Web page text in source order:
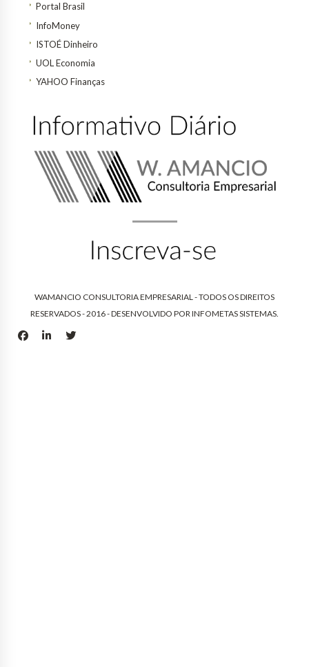
Portal Brasil
InfoMoney
ISTOÉ Dinheiro
UOL Economia
YAHOO Finanças
WAMANCIO CONSULTORIA EMPRESARIAL - TODOS OS DIREITOS
RESERVADOS - 2016 - DESENVOLVIDO POR INFOMETAS SISTEMAS